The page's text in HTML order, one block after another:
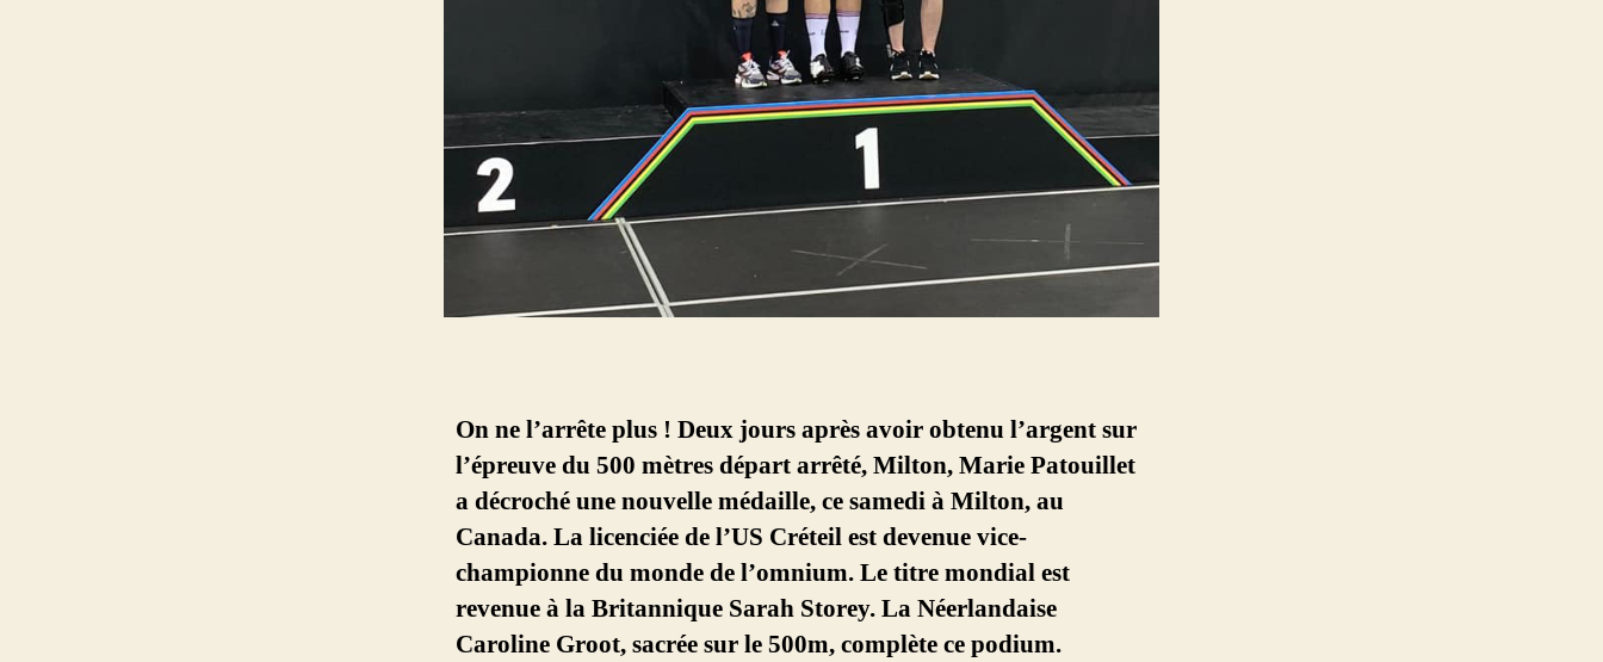
On ne l’arrête plus ! Deux jours après avoir obtenu l’argent sur
l’épreuve du 500 mètres départ arrêté, Milton, Marie Patouillet
a décroché une nouvelle médaille, ce samedi à Milton, au
Canada. La licenciée de l’US Créteil est devenue vice-
championne du monde de l’omnium. Le titre mondial est
revenue à la Britannique Sarah Storey. La Néerlandaise
Caroline Groot, sacrée sur le 500m, complète ce podium.